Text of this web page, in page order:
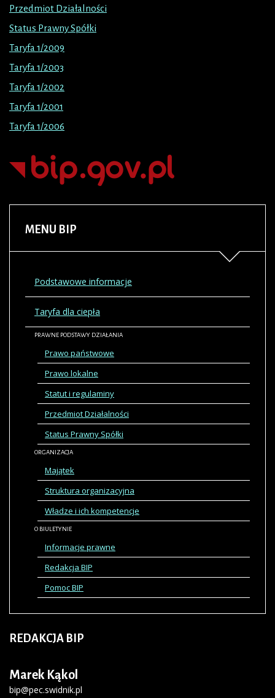
Przedmiot Działalności
Status Prawny Spółki
Taryfa 1/2009
Taryfa 1/2003
Taryfa 1/2002
Taryfa 1/2001
Taryfa 1/2006
MENU BIP
Podstawowe informacje
Taryfa dla ciepła
PRAWNE PODSTAWY DZIAŁANIA
Prawo państwowe
Prawo lokalne
Statut i regulaminy
Przedmiot Działalności
Status Prawny Spółki
ORGANIZACJA
Majątek
Struktura organizacyjna
Władze i ich kompetencje
O BIULETYNIE
Informacje prawne
Redakcja BIP
Pomoc BIP
REDAKCJA BIP
Marek Kąkol
bip@pec.swidnik.pl